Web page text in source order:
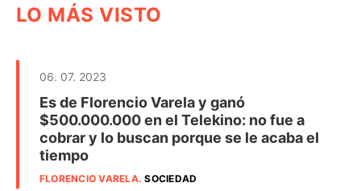
LO MÁS VISTO
06. 07. 2023
Es de Florencio Varela y ganó
$500.000.000 en el Telekino: no fue a
cobrar y lo buscan porque se le acaba el
tiempo
FLORENCIO VARELA.SOCIEDAD